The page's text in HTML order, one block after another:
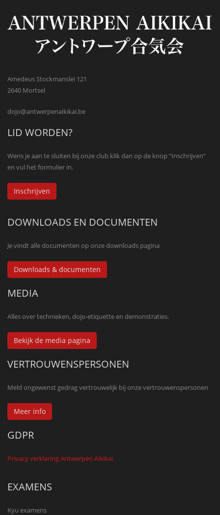
Amedeus Stockmanslei 121
2640 Mortsel
dojo@antwerpenaikikai.be
LID WORDEN?
Wens je aan te sluiten bij onze club klik dan op de knop “Inschrijven”
en vul het formulier in.
Inschrijven
DOWNLOADS EN DOCUMENTEN
Je vindt alle documenten op onze downloads pagina
Downloads & documenten
MEDIA
Alles over technieken, dojo-etiquette en demonstraties.
Bekijk de media pagina
VERTROUWENSPERSONEN
Meld ongewenst gedrag vertrouwelijk bij onze vertrouwenspersonen
Meer info
GDPR
Privacy verklaring Antwerpen Aikikai
EXAMENS
Kyu examens